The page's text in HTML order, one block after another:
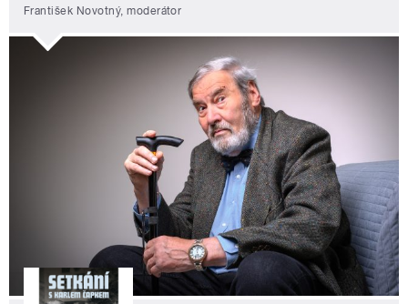
František Novotný, moderátor